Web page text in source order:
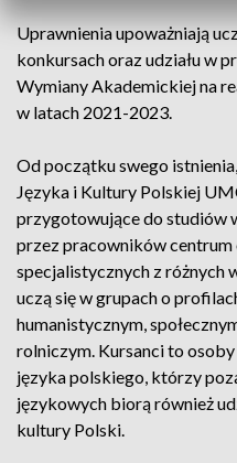
Uprawnienia upoważniają
konkursach oraz udziału w
Wymiany Akademickiej na
w latach 2021-2023.
Od początku swego
Języka i Kultury Polskiej
przygotowujące do studiów
przez pracowników
specjalistycznych z różnych
uczą się w grupach o
humanistycznym,
rolniczym. Kursanci to
języka polskiego, którzy
językowych biorą również
kultury Polski.